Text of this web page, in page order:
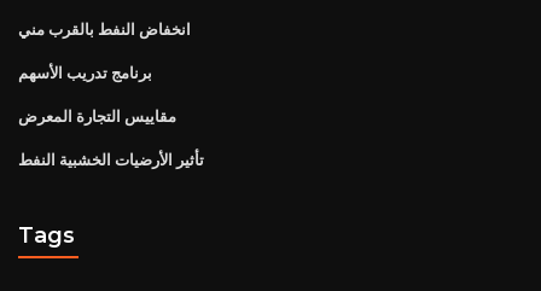
انخفاض النفط بالقرب مني
برنامج تدريب الأسهم
مقاييس التجارة المعرض
تأثير الأرضيات الخشبية النفط
Tags